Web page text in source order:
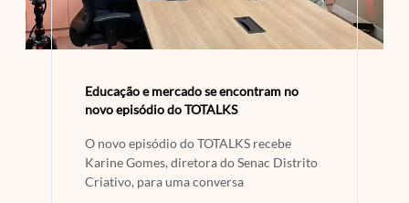
Educação e mercado se encontram no
novo episódio do TOTALKS
O novo episódio do TOTALKS recebe
Karine Gomes, diretora do Senac Distrito
Criativo, para uma conversa